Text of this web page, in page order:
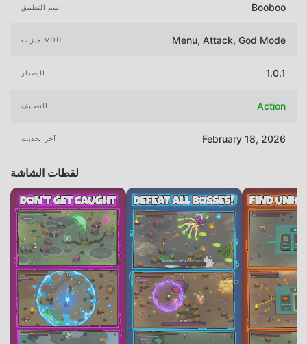
اسم التطبيق Booboo
ميزات MOD Menu, Attack, God Mode
الإصدار 1.0.1
التصنيف Action
آخر تحديث February 18, 2026
لقطات الشاشة